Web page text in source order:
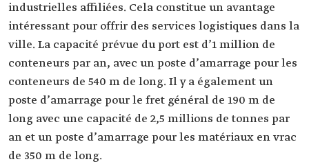
industrielles affiliées. Cela constitue un avantage
intéressant pour offrir des services logistiques dans la
ville. La capacité prévue du port est d’1 million de
conteneurs par an, avec un poste d’amarrage pour les
conteneurs de 540 m de long. Il y a également un
poste d’amarrage pour le fret général de 190 m de
long avec une capacité de 2,5 millions de tonnes par
an et un poste d’amarrage pour les matériaux en vrac
de 350 m de long.